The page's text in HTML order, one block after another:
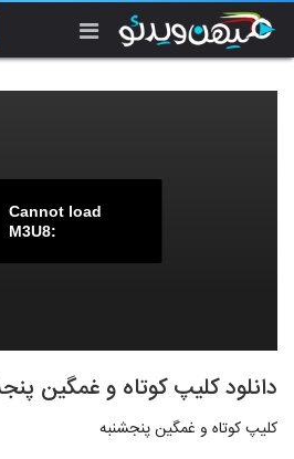
Cannot load
M3U8:
دانلود کلیپ کوتاه و غمگین
کلیپ کوتاه و غمگین پنجشنبه